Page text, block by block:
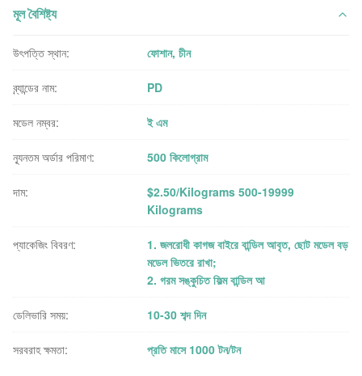
মূল বৈশিষ্ট্য
উৎপত্তি স্থান: ফোশান, চীন
ব্র্যান্ডের নাম: PD
মডেল নম্বর: ই এম
ন্যূনতম অর্ডার পরিমাণ: 500 কিলোগ্রাম
দাম:
$2.50/Kilograms 500-19999
Kilograms
প্যাকেজিং বিবরণ:
1. জলরোধী কাগজ বাইরে বান্ডিল আবৃত, ছোট মডেল বড়
মডেল ভিতরে রাখা;
2. গরম সঙ্কুচিত ফিল্ম বান্ডিল আ
ডেলিভারি সময়: 10-30 শব্দ দিন
সরবরাহ ক্ষমতা: প্রতি মাসে 1000 টন/টন